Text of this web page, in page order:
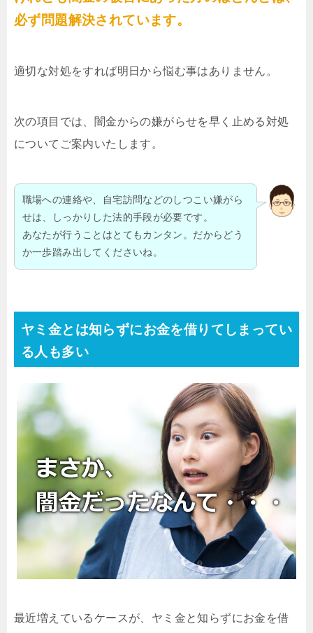
必ず問題解決されています。
適切な対処をすれば明日から悩む事はありません。
次の項目では、闇金からの嫌がらせを早く止める対処
についてご案内いたします。
職場への連絡や、自宅訪問などのしつこい嫌がら
せは、しっかりした法的手段が必要です。
あなたが行うことはとてもカンタン。だからどう
か一歩踏み出してくださいね。
ヤミ金とは知らずにお金を借りてしまってい
る人も多い
最近増えているケースが、ヤミ金と知らずにお金を借